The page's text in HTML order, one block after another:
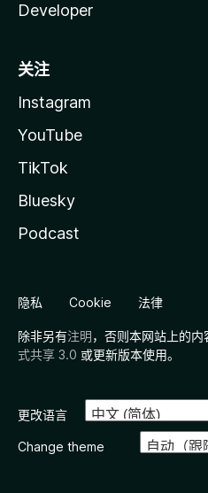
Developer
关注
Instagram
YouTube
TikTok
Bluesky
Podcast
隐私 Cookie 法律
除非另有注明，否则本网站上的内
式共享 3.0 或更新版本使用。
更改语言
Change theme